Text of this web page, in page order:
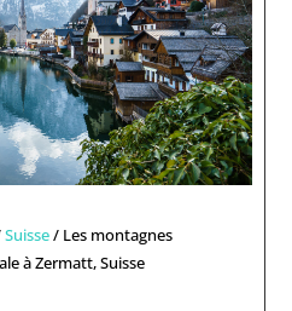
Suisse/ Les montagnes
à Zermatt, Suisse